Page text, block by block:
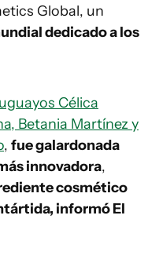
Global, un
dedicado a los
Célica
Betania Martínez y
, fue galardonada
innovadora,
cosmético
informó El